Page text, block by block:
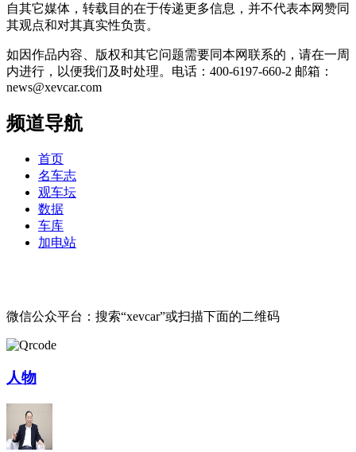
自其它媒体，转载目的在于传递更多信息，并不代表本网赞同
其观点和对其真实性负责。
如因作品内容、版权和其它问题需要同本网联系的，请在一周
内进行，以便我们及时处理。电话：400-6197-660-2 邮箱：
news@xevcar.com
频道导航
首页
名车志
观车坛
数据
车库
加电站
微信公众平台：搜索“xevcar”或扫描下面的二维码
人物